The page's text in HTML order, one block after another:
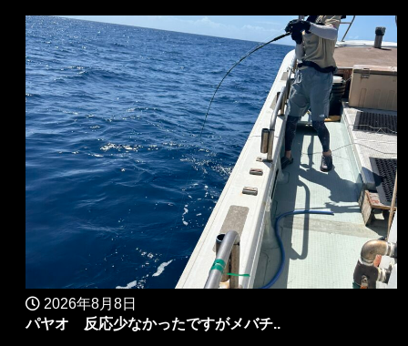
2026年8月8日
パヤオ 反応少なかったですがメバチ..